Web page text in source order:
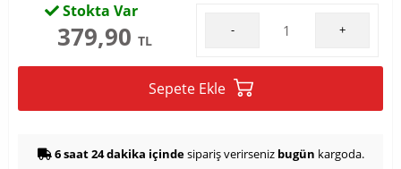
Stokta Var
379,90 TL
- +
Sepete Ekle
6 saat 24 dakika içindesipariş verirseniz bugün kargoda.